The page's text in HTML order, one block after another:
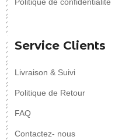
Service Clients
Livraison & Suivi
Politique de Retour
FAQ
Contactez- nous